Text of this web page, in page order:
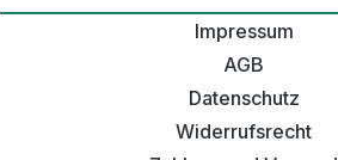
Impressum
AGB
Datenschutz
Widerrufsrecht